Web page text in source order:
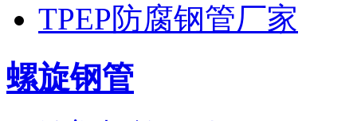
TPEP防腐钢管厂家
螺旋钢管